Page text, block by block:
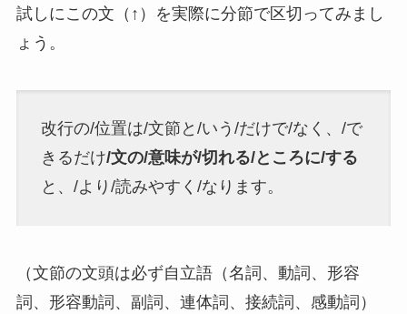
試しにこの文（↑）を実際に分節で区切ってみまし
ょう。
改行の/位置は/文節と/いう/だけで/なく、/で
きるだけ/文の/意味が/切れる/ところに/する
と、/より/読みやすく/なります。
（文節の文頭は必ず自立語（名詞、動詞、形容
詞、形容動詞、副詞、連体詞、接続詞、感動詞）